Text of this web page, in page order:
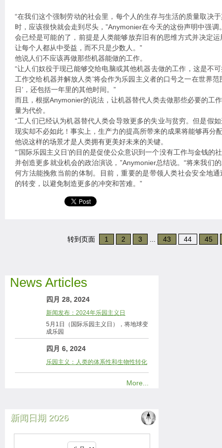
“在我们这个强制劳动的社会里，每个人的生存与生活的质量取决
时，应该很快就会走到尽头，”Anymonier在今天的这份声明中强调
会已经是可能的了，前提是人类能够放弃旧有的思维方式并决定
让每个人都从中受益，而不只是少数人。”
他说人们不应该再做那些机器能做的工作。
“让人们奴役于现已能够交给电脑或其他机器去做的工作，这是不可
工作交给机器并解放人类’将会作为乐园主义者的口号之一在世界
日’，还包括一年里的其他时间。”
而且，根据Anymonier的说法，让机器替代人类去做那些必要的工
量为代价。
“工人们已经认为机器替代人类会导致更多的失业与贫穷。但是假
现实却不必如此！事实上，生产力的提高所带来的成果将能够再分
他说这样的场景才是人类拥有更美好未来的关键。
“‘国际乐园主义日’的目的是促使公众意识到一个没有工作与金钱的
并创造更多就业机会的政治演说，”Anymonier总结说。“将来我们
何方法能挽救当前的体制。目前，重要的是带领人类社会安全地
的转变，以避免制造更多的冲突和苦难。”
转到页面 1 2 3 43 44 45
News Articles
四月 28, 2024
新闻发布：2024年乐园主义日
5月1日（国际乐园主义日），将地球变
成乐园
四月 6, 2024
乐园主义：人类的体系性和生物性转化
More...
新闻日期 2026